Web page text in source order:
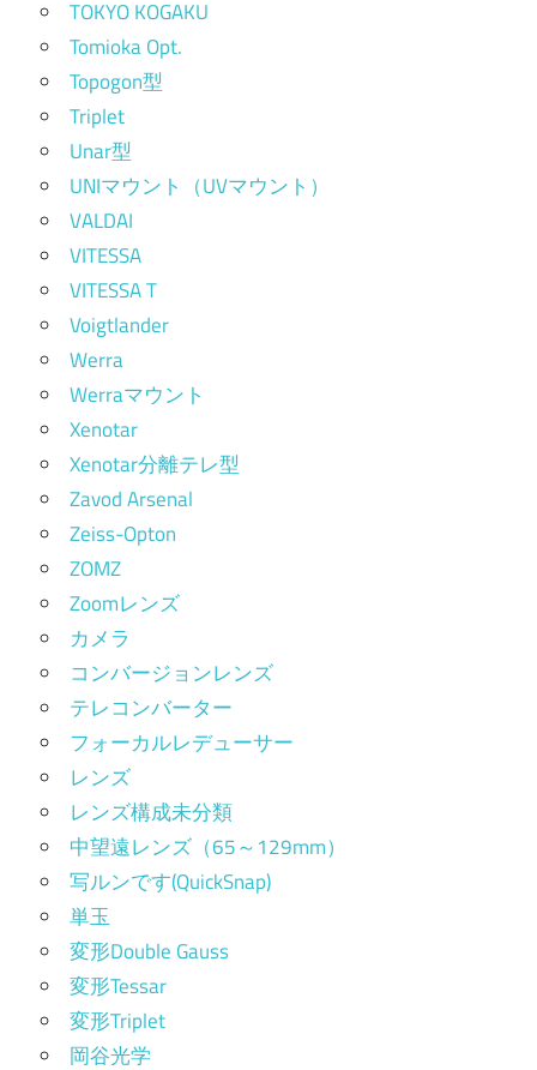
TOKYO KOGAKU
Tomioka Opt.
Topogon型
Triplet
Unar型
UNIマウント（UVマウント）
VALDAI
VITESSA
VITESSA T
Voigtlander
Werra
Werraマウント
Xenotar
Xenotar分離テレ型
Zavod Arsenal
Zeiss-Opton
ZOMZ
Zoomレンズ
カメラ
コンバージョンレンズ
テレコンバーター
フォーカルレデューサー
レンズ
レンズ構成未分類
中望遠レンズ（65～129mm）
写ルンです(QuickSnap)
単玉
変形Double Gauss
変形Tessar
変形Triplet
岡谷光学